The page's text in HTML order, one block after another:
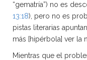
“gematría”) no es
13:18), pero no es
pistas literarias
más [hipérbola] ver la
Mientras que el